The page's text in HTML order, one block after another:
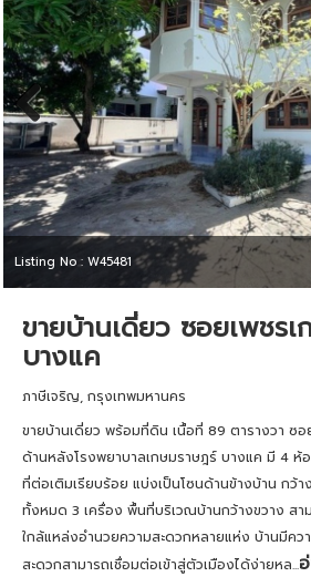
Previous
Listing No : W45481
ขายบ้านเดี่ยว ซอยเพชร
บางแค
ภาษีเจริญ, กรุงเทพมหานคร
ขายบ้านเดี่ยว พร้อมที่ดิน เนื้อที่ 89 ตารางวา ซ
ด้านหลังโรงพยาบาลเกษมราษฎร์ บางแค มี 4 ห้
ที่ต่อเติมเรียบร้อย แบ่งเป็นโซนด้านข้างบ้าน กว้
ทั้งหมด 3 เครื่อง พื้นที่บริเวณบ้านกว้างขวาง ส
ใกล้แหล่งอำนวยความสะดวกหลายแห่ง บ้านมีคว
สะดวกสามารถเชื่อมต่อเข้าสู่ตัวเมืองได้ง่ายหล...